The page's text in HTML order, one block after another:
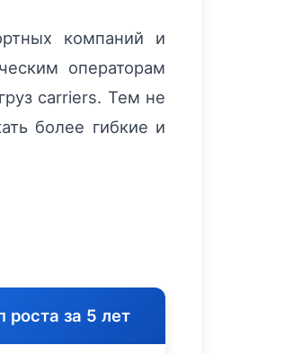
компаний и
операторам
carriers. Тем не
более гибкие и
роста за 5 лет